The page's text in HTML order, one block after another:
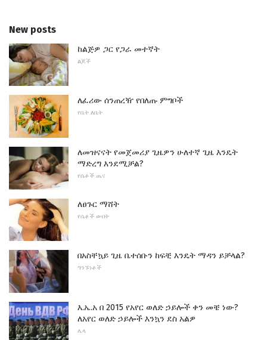
New posts
ከልጅዎ ጋር የጋራ መተኛት
ልጆች
ለፈሪው ሰንጠረዥ የበለጡ ምግቦች
የቤት ለቤት
ለመዝናናት የመጀመሪያ ጊዜዎን ሁለተኛ ጊዜ እንዴት
ማድረግ እንደሚቻል?
የሴቶች ጤና
ለፀጉር ማሸት
የሴቶች ውበት
በአስቸኳይ ጊዜ ቤተሰቡን ከፍቺ እንዴት ማዳን ይቻላል?
ግንኙነቶች
እ.ኤ.አ በ 2015 የአየር ወለድ ኃይሎች ቀን መቼ ነው?
ለአየር ወለድ ኃይሎች እንኳን ደስ አልዎ
ሌላ